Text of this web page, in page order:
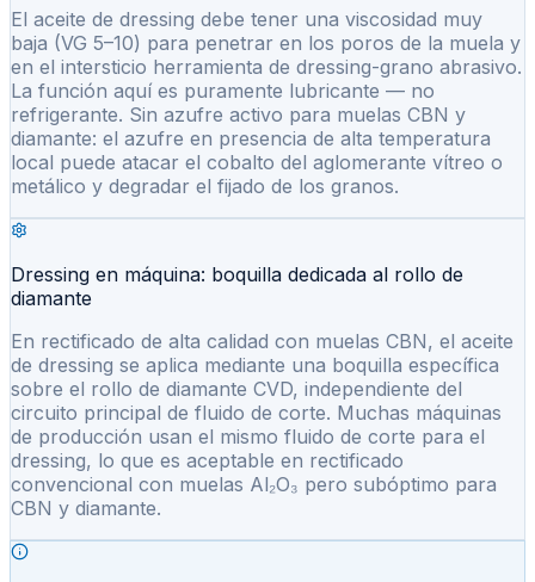
El aceite de dressing debe tener una viscosidad muy
baja (VG 5–10) para penetrar en los poros de la muela y
en el intersticio herramienta de dressing-grano abrasivo.
La función aquí es puramente lubricante — no
refrigerante. Sin azufre activo para muelas CBN y
diamante: el azufre en presencia de alta temperatura
local puede atacar el cobalto del aglomerante vítreo o
metálico y degradar el fijado de los granos.
Dressing en máquina: boquilla dedicada al rollo de
diamante
En rectificado de alta calidad con muelas CBN, el aceite
de dressing se aplica mediante una boquilla específica
sobre el rollo de diamante CVD, independiente del
circuito principal de fluido de corte. Muchas máquinas
de producción usan el mismo fluido de corte para el
dressing, lo que es aceptable en rectificado
convencional con muelas Al₂O₃ pero subóptimo para
CBN y diamante.